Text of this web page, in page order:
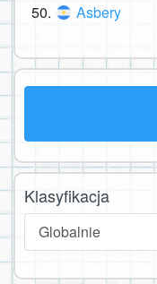
50. Asbery
Klasyfikacja
Globalnie